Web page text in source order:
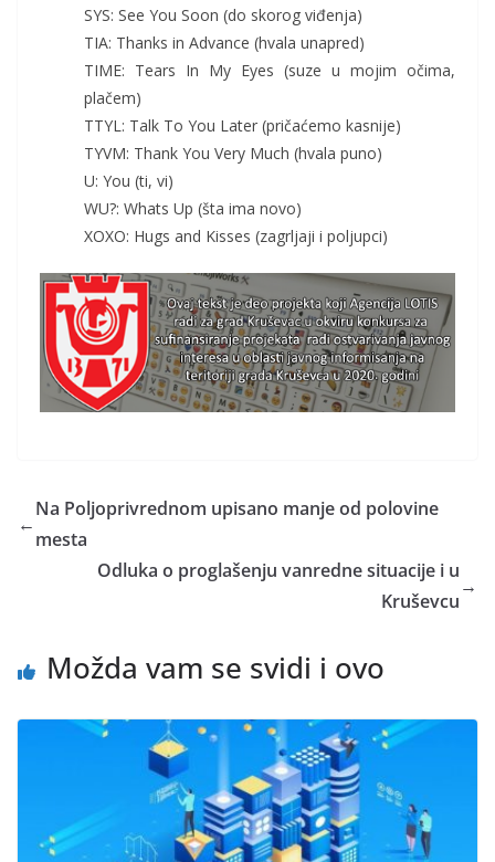
SYS: See You Soon (do skorog viđenja)
TIA: Thanks in Advance (hvala unapred)
TIME: Tears In My Eyes (suze u mojim očima,
plačem)
TTYL: Talk To You Later (pričaćemo kasnije)
TYVM: Thank You Very Much (hvala puno)
U: You (ti, vi)
WU?: Whats Up (šta ima novo)
XOXO: Hugs and Kisses (zagrljaji i poljupci)
←
Na Poljoprivrednom upisano manje od polovine
mesta
Odluka o proglašenju vanredne situacije i u
Kruševcu
→
Možda vam se svidi i ovo